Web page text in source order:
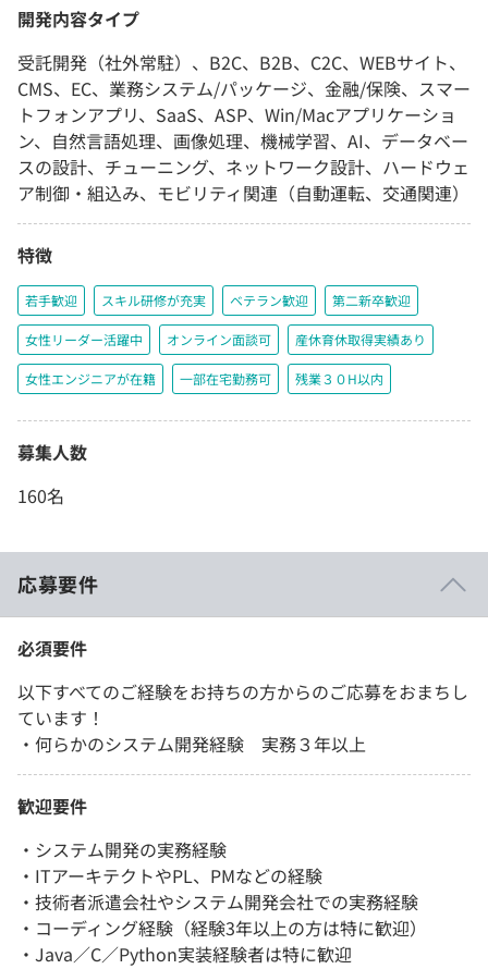
開発内容タイプ
受託開発（社外常駐）、B2C、B2B、C2C、WEBサイト、
CMS、EC、業務システム/パッケージ、金融/保険、スマー
トフォンアプリ、SaaS、ASP、Win/Macアプリケーショ
ン、自然言語処理、画像処理、機械学習、AI、データベー
スの設計、チューニング、ネットワーク設計、ハードウェ
ア制御・組込み、モビリティ関連（自動運転、交通関連）
特徴
若手歓迎 スキル研修が充実 ベテラン歓迎 第二新卒歓迎
女性リーダー活躍中 オンライン面談可 産休育休取得実績あり
女性エンジニアが在籍 一部在宅勤務可 残業３０H以内
募集人数
160名
応募要件
必須要件
以下すべてのご経験をお持ちの方からのご応募をおまちし
ています！
・何らかのシステム開発経験 実務３年以上
歓迎要件
・システム開発の実務経験
・ITアーキテクトやPL、PMなどの経験
・技術者派遣会社やシステム開発会社での実務経験
・コーディング経験（経験3年以上の方は特に歓迎）
・Java／C／Python実装経験者は特に歓迎